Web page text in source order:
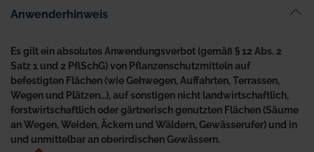
Anwenderhinweis
Es gilt ein absolutes Anwendungsverbot (gemäß § 12 Abs. 2
Satz 1 und 2 PflSchG) von Pflanzenschutzmitteln auf
befestigten Flächen (wie Gehwegen, Auffahrten, Terrassen,
Wegen und Plätzen…), auf sonstigen nicht landwirtschaftlich,
forstwirtschaftlich oder gärtnerisch genutzten Flächen (Säume
an Wegen, Weiden, Äckern und Wäldern, Gewässerufer) und in
und unmittelbar an oberirdischen Gewässern.